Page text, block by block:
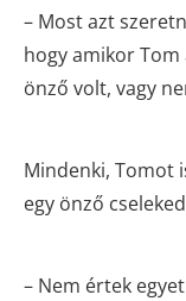
– Most azt
hogy amikor
önző volt, vagy
Mindenki, Tomot
egy önző
– Nem értek